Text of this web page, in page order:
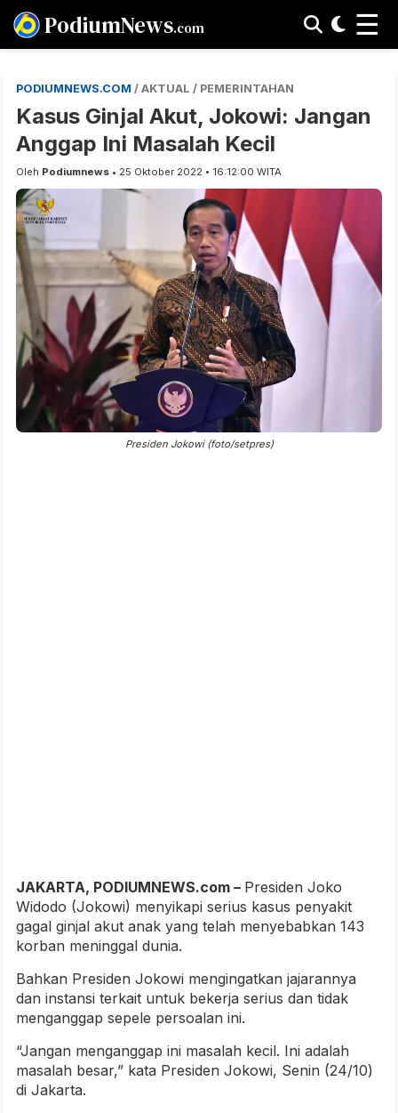
PodiumNews.com ☰
PODIUMNEWS.COM / AKTUAL / PEMERINTAHAN
Kasus Ginjal Akut, Jokowi: Jangan
Anggap Ini Masalah Kecil
Oleh Podiumnews • 25 Oktober 2022 • 16:12:00 WITA
Presiden Jokowi (foto/setpres)
JAKARTA, PODIUMNEWS.com – Presiden Joko
Widodo (Jokowi) menyikapi serius kasus penyakit
gagal ginjal akut anak yang telah menyebabkan 143
korban meninggal dunia.
Bahkan Presiden Jokowi mengingatkan jajarannya
dan instansi terkait untuk bekerja serius dan tidak
menganggap sepele persoalan ini.
“Jangan menganggap ini masalah kecil. Ini adalah
masalah besar,” kata Presiden Jokowi, Senin (24/10)
di Jakarta.